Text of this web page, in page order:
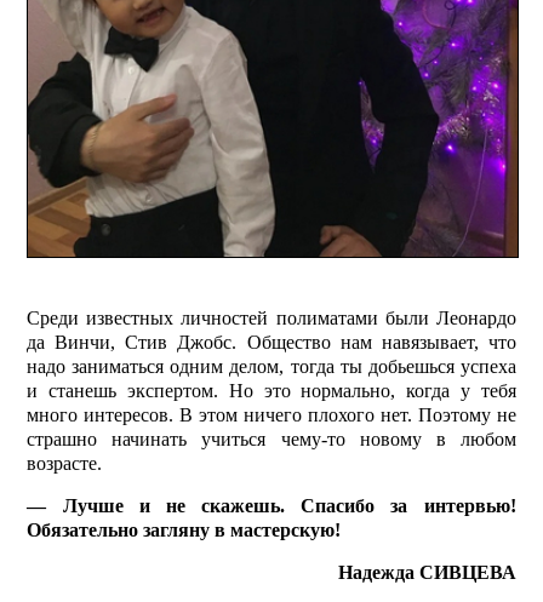
Среди известных личностей полиматами были Леонардо
да Винчи, Стив Джобс. Общество нам навязывает, что
надо заниматься одним делом, тогда ты добьешься успеха
и станешь экспертом. Но это нормально, когда у тебя
много интересов. В этом ничего плохого нет. Поэтому не
страшно начинать учиться чему-то новому в любом
возрасте.
— Лучше и не скажешь. Спасибо за интервью!
Обязательно загляну в мастерскую!
Надежда СИВЦЕВА